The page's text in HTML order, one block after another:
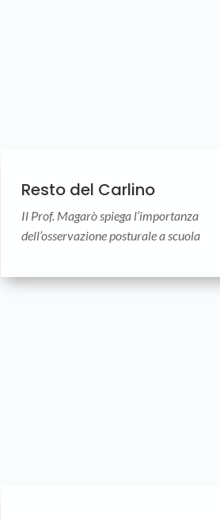
Resto del Carlino
Il Prof. Magarò spiega l’importanza
dell’osservazione posturale a scuola